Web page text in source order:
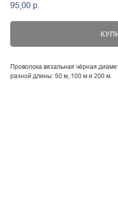
95,00 р.
Проволока вязальная чёрная
разной длины: 50 м, 100 м и 200 м.